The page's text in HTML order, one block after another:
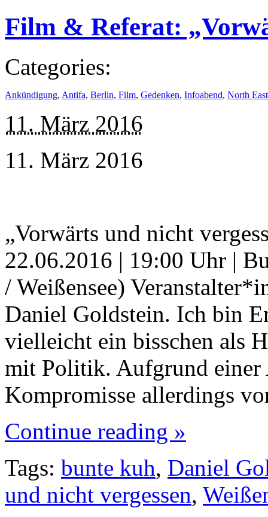
Film & Referat:
Categories:
Ankündigung, Antifa, Berlin, Film, Gedenken, Infoabend, North
11. März 2016
11. März 2016
„Vorwärts und nicht
22.06.2016 | 19:00 Uhr |
/ Weißensee)
Daniel Goldstein. Ich bin
vielleicht ein bisschen als
mit Politik. Aufgrund einer
Kompromisse allerdings
Continue reading »
Tags: bunte kuh, Daniel
und nicht vergessen,